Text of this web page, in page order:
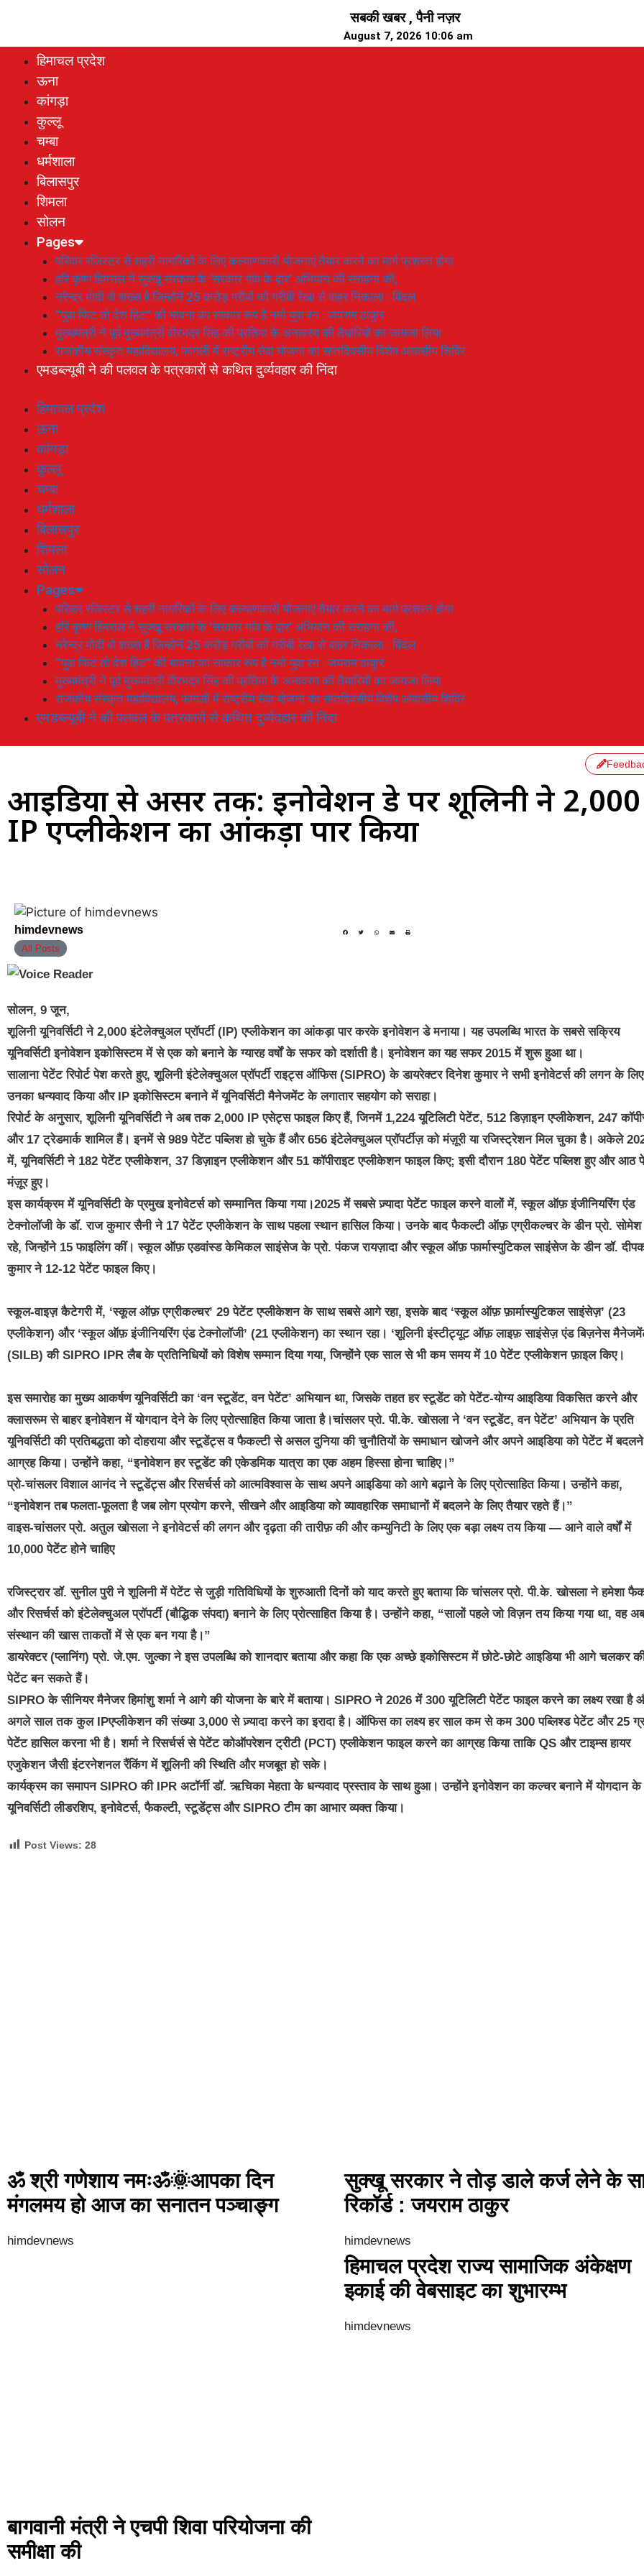
सबकी खबर , पैनी नज़र
August 7, 2026 10:06 am
हिमाचल प्रदेश
ऊना
कांगड़ा
कुल्लू
चम्बा
धर्मशाला
बिलासपुर
शिमला
सोलन
Pages
परिवार रजिस्टर से शहरी नागरिकों के लिए कल्याणकारी योजनाएं तैयार करने का मार्ग प्रशस्त होगा
हरि कृष्ण हिमराल ने सुक्खू सरकार के ‘सरकार गांव के द्वार’ अभियान की सराहना की,
नरेन्द्र मोदी वो शख्स है जिन्होनें 25 करोड़ गरीबों को गरीबी रेखा से बाहर निकाला : बिंदल
“युवा फिट तो देश हिट” की भावना का साकार रूप है नमो युवा रन : जयराम ठाकुर
मुख्यमंत्री ने पूर्व मुख्यमंत्री वीरभद्र सिंह की प्रतिमा के अनावरण की तैयारियों का जायजा लिया
राजकीय संस्कृत महाविद्यालय, फागली में राष्ट्रीय सेवा योजना का सप्तदिवसीय विशेष आवासीय शिविर
एमडब्ल्यूबी ने की पलवल के पत्रकारों से कथित दुर्व्यवहार की निंदा
हिमाचल प्रदेश
ऊना
कांगड़ा
कुल्लू
चम्बा
धर्मशाला
बिलासपुर
शिमला
सोलन
Pages
परिवार रजिस्टर से शहरी नागरिकों के लिए कल्याणकारी योजनाएं तैयार करने का मार्ग प्रशस्त होगा
हरि कृष्ण हिमराल ने सुक्खू सरकार के ‘सरकार गांव के द्वार’ अभियान की सराहना की,
नरेन्द्र मोदी वो शख्स है जिन्होनें 25 करोड़ गरीबों को गरीबी रेखा से बाहर निकाला : बिंदल
“युवा फिट तो देश हिट” की भावना का साकार रूप है नमो युवा रन : जयराम ठाकुर
मुख्यमंत्री ने पूर्व मुख्यमंत्री वीरभद्र सिंह की प्रतिमा के अनावरण की तैयारियों का जायजा लिया
राजकीय संस्कृत महाविद्यालय, फागली में राष्ट्रीय सेवा योजना का सप्तदिवसीय विशेष आवासीय शिविर
एमडब्ल्यूबी ने की पलवल के पत्रकारों से कथित दुर्व्यवहार की निंदा
आइडिया से असर तक: इनोवेशन डे पर शूलिनी ने 2,000
IP एप्लीकेशन का आंकड़ा पार किया
himdevnews
All Posts
सोलन, 9 जून,
शूलिनी यूनिवर्सिटी ने 2,000 इंटेलेक्चुअल प्रॉपर्टी (IP) एप्लीकेशन का आंकड़ा पार करके इनोवेशन डे मनाया। यह उपलब्धि भारत के सबसे सक्रिय
यूनिवर्सिटी इनोवेशन इकोसिस्टम में से एक को बनाने के ग्यारह वर्षों के सफर को दर्शाती है। इनोवेशन का यह सफर 2015 में शुरू हुआ था।
सालाना पेटेंट रिपोर्ट पेश करते हुए, शूलिनी इंटेलेक्चुअल प्रॉपर्टी राइट्स ऑफिस (SIPRO) के डायरेक्टर दिनेश कुमार ने सभी इनोवेटर्स की लगन के लिए
उनका धन्यवाद किया और IP इकोसिस्टम बनाने में यूनिवर्सिटी मैनेजमेंट के लगातार सहयोग को सराहा।
रिपोर्ट के अनुसार, शूलिनी यूनिवर्सिटी ने अब तक 2,000 IP एसेट्स फाइल किए हैं, जिनमें 1,224 यूटिलिटी पेटेंट, 512 डिज़ाइन एप्लीकेशन, 247
और 17 ट्रेडमार्क शामिल हैं। इनमें से 989 पेटेंट पब्लिश हो चुके हैं और 656 इंटेलेक्चुअल प्रॉपर्टीज़ को मंज़ूरी या रजिस्ट्रेशन मिल चुका है। अकेले
में, यूनिवर्सिटी ने 182 पेटेंट एप्लीकेशन, 37 डिज़ाइन एप्लीकेशन और 51 कॉपीराइट एप्लीकेशन फाइल किए; इसी दौरान 180 पेटेंट पब्लिश हुए और आठ
मंज़ूर हुए।
इस कार्यक्रम में यूनिवर्सिटी के प्रमुख इनोवेटर्स को सम्मानित किया गया।2025 में सबसे ज़्यादा पेटेंट फाइल करने वालों में, स्कूल ऑफ़ इंजीनियरिंग एंड
टेक्नोलॉजी के डॉ. राज कुमार सैनी ने 17 पेटेंट एप्लीकेशन के साथ पहला स्थान हासिल किया। उनके बाद फैकल्टी ऑफ़ एग्रीकल्चर के डीन प्रो. सोमेश
रहे, जिन्होंने 15 फाइलिंग कीं। स्कूल ऑफ़ एडवांस्ड केमिकल साइंसेज के प्रो. पंकज रायज़ादा और स्कूल ऑफ़ फार्मास्युटिकल साइंसेज के डीन डॉ.
कुमार ने 12-12 पेटेंट फाइल किए।
स्कूल-वाइज़ कैटेगरी में, ‘स्कूल ऑफ़ एग्रीकल्चर’ 29 पेटेंट एप्लीकेशन के साथ सबसे आगे रहा, इसके बाद ‘स्कूल ऑफ़ फ़ार्मास्युटिकल साइंसेज़’ (23
एप्लीकेशन) और ‘स्कूल ऑफ़ इंजीनियरिंग एंड टेक्नोलॉजी’ (21 एप्लीकेशन) का स्थान रहा। ‘शूलिनी इंस्टीट्यूट ऑफ़ लाइफ़ साइंसेज़ एंड बिज़नेस
(SILB) की SIPRO IPR लैब के प्रतिनिधियों को विशेष सम्मान दिया गया, जिन्होंने एक साल से भी कम समय में 10 पेटेंट एप्लीकेशन फ़ाइल किए।
इस समारोह का मुख्य आकर्षण यूनिवर्सिटी का ‘वन स्टूडेंट, वन पेटेंट’ अभियान था, जिसके तहत हर स्टूडेंट को पेटेंट-योग्य आइडिया विकसित करने और
क्लासरूम से बाहर इनोवेशन में योगदान देने के लिए प्रोत्साहित किया जाता है।चांसलर प्रो. पी.के. खोसला ने ‘वन स्टूडेंट, वन पेटेंट’ अभियान के प्रति
यूनिवर्सिटी की प्रतिबद्धता को दोहराया और स्टूडेंट्स व फैकल्टी से असल दुनिया की चुनौतियों के समाधान खोजने और अपने आइडिया को पेटेंट में
आग्रह किया। उन्होंने कहा, “इनोवेशन हर स्टूडेंट की एकेडमिक यात्रा का एक अहम हिस्सा होना चाहिए।”
प्रो-चांसलर विशाल आनंद ने स्टूडेंट्स और रिसर्चर्स को आत्मविश्वास के साथ अपने आइडिया को आगे बढ़ाने के लिए प्रोत्साहित किया। उन्होंने कहा,
“इनोवेशन तब फलता-फूलता है जब लोग प्रयोग करने, सीखने और आइडिया को व्यावहारिक समाधानों में बदलने के लिए तैयार रहते हैं।”
वाइस-चांसलर प्रो. अतुल खोसला ने इनोवेटर्स की लगन और दृढ़ता की तारीफ़ की और कम्युनिटी के लिए एक बड़ा लक्ष्य तय किया — आने वाले वर्षों में
10,000 पेटेंट होने चाहिए
रजिस्ट्रार डॉ. सुनील पुरी ने शूलिनी में पेटेंट से जुड़ी गतिविधियों के शुरुआती दिनों को याद करते हुए बताया कि चांसलर प्रो. पी.के. खोसला ने हमेशा
और रिसर्चर्स को इंटेलेक्चुअल प्रॉपर्टी (बौद्धिक संपदा) बनाने के लिए प्रोत्साहित किया है। उन्होंने कहा, “सालों पहले जो विज़न तय किया गया था, वह अब
संस्थान की खास ताकतों में से एक बन गया है।”
डायरेक्टर (प्लानिंग) प्रो. जे.एम. जुल्का ने इस उपलब्धि को शानदार बताया और कहा कि एक अच्छे इकोसिस्टम में छोटे-छोटे आइडिया भी आगे चलकर
पेटेंट बन सकते हैं।
SIPRO के सीनियर मैनेजर हिमांशु शर्मा ने आगे की योजना के बारे में बताया। SIPRO ने 2026 में 300 यूटिलिटी पेटेंट फाइल करने का लक्ष्य रखा है
अगले साल तक कुल IPएप्लीकेशन की संख्या 3,000 से ज़्यादा करने का इरादा है। ऑफिस का लक्ष्य हर साल कम से कम 300 पब्लिश्ड पेटेंट और 25
पेटेंट हासिल करना भी है। शर्मा ने रिसर्चर्स से पेटेंट कोऑपरेशन ट्रीटी (PCT) एप्लीकेशन फाइल करने का आग्रह किया ताकि QS और टाइम्स हायर
एजुकेशन जैसी इंटरनेशनल रैंकिंग में शूलिनी की स्थिति और मजबूत हो सके।
कार्यक्रम का समापन SIPRO की IPR अटॉर्नी डॉ. ऋचिका मेहता के धन्यवाद प्रस्ताव के साथ हुआ। उन्होंने इनोवेशन का कल्चर बनाने में योगदान के
यूनिवर्सिटी लीडरशिप, इनोवेटर्स, फैकल्टी, स्टूडेंट्स और SIPRO टीम का आभार व्यक्त किया।
Post Views: 28
ॐ श्री गणेशाय नमःॐ🌞आपका दिन
मंगलमय हो आज का सनातन पञ्चाङ्ग
himdevnews
सुक्खू सरकार ने तोड़ डाले कर्ज लेने के
रिकॉर्ड : जयराम ठाकुर
himdevnews
बागवानी मंत्री ने एचपी शिवा परियोजना की
समीक्षा की
हिमाचल प्रदेश राज्य सामाजिक अंकेक्षण
इकाई की वेबसाइट का शुभारम्भ
himdevnews